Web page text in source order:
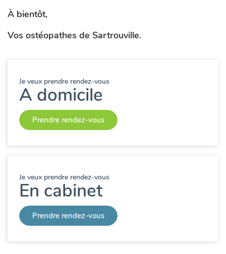
À bientôt,
Vos ostéopathes de Sartrouville.
Je veux prendre rendez-vous
A domicile
Prendre rendez-vous
Je veux prendre rendez-vous
En cabinet
Prendre rendez-vous